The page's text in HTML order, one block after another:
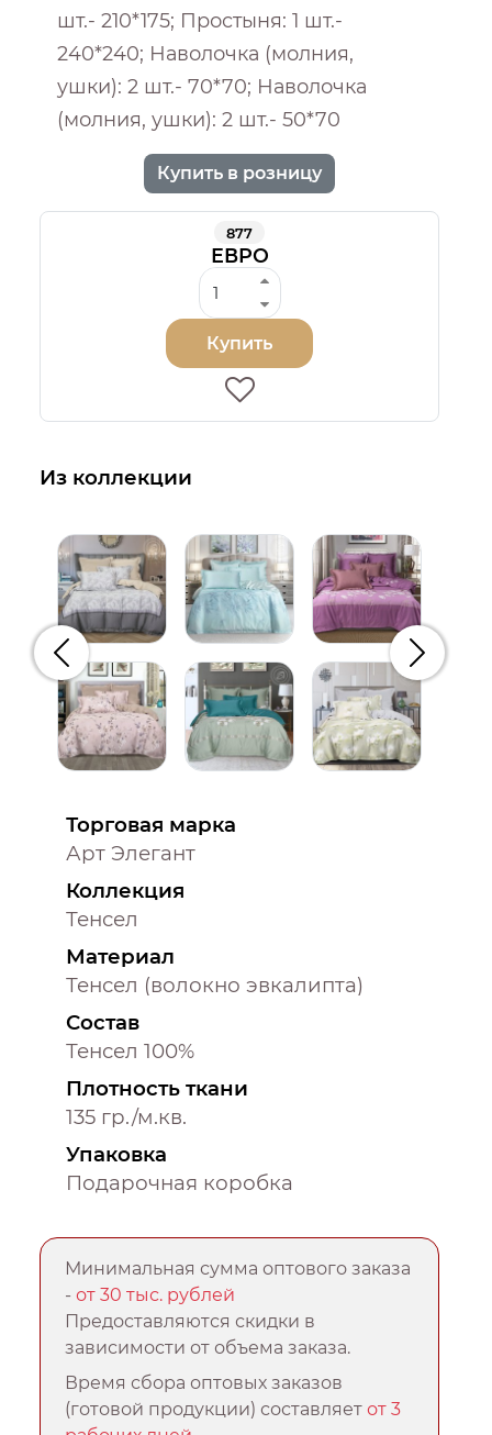
шт.- 210*175; Простыня: 1 шт.-
240*240; Наволочка (молния,
ушки): 2 шт.- 70*70; Наволочка
(молния, ушки): 2 шт.- 50*70
Купить в розницу
877
ЕВРО
Купить
Из коллекции
Предыдущий
Торговая марка
Арт Элегант
Коллекция
Тенсел
Материал
Тенсел (волокно эвкалипта)
Состав
Тенсел 100%
Плотность ткани
135 гр./м.кв.
Упаковка
Подарочная коробка
Минимальная сумма оптового заказа
-от 30 тыс. рублей
Предоставляются скидки в
зависимости от объема заказа.
Время сбора оптовых заказов
(готовой продукции) составляетот 3